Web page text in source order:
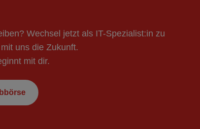
Wechsel jetzt als IT-Spezialist:in zu
uns die Zukunft.
mit dir.